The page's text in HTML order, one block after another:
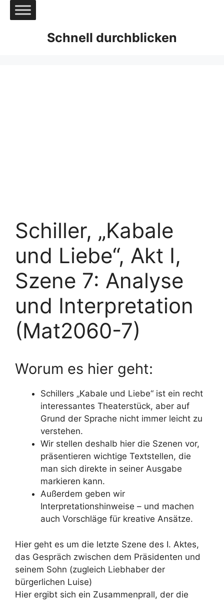
Zum
Inhalt
Schnell durchblicken
Schiller, „Kabale
und Liebe“, Akt I,
Szene 7: Analyse
und Interpretation
(Mat2060-7)
Worum es hier geht:
Schillers „Kabale und Liebe“ ist ein recht
interessantes Theaterstück, aber auf
Grund der Sprache nicht immer leicht zu
verstehen.
Wir stellen deshalb hier die Szenen vor,
präsentieren wichtige Textstellen, die
man sich direkte in seiner Ausgabe
markieren kann.
Außerdem geben wir
Interpretationshinweise – und machen
auch Vorschläge für kreative Ansätze.
Hier geht es um die letzte Szene des I. Aktes,
das Gespräch zwischen dem Präsidenten und
seinem Sohn (zugleich Liebhaber der
bürgerlichen Luise)
Hier ergibt sich ein Zusammenprall, der die